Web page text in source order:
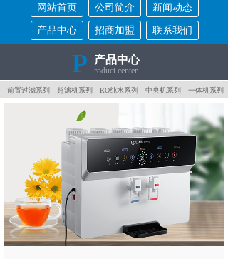
网站首页 公司简介
新闻动态
产品中心
招商加盟 联系我们
P 产品中心
roduct center
前置过滤系列 超滤机系列 RO纯水系列 中央机系列 一体机系列
超滤净水器 净饮一体机
水立洁——只为饮水得满分